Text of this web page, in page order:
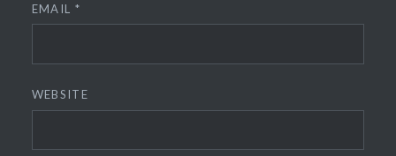
EMAIL *
WEBSITE